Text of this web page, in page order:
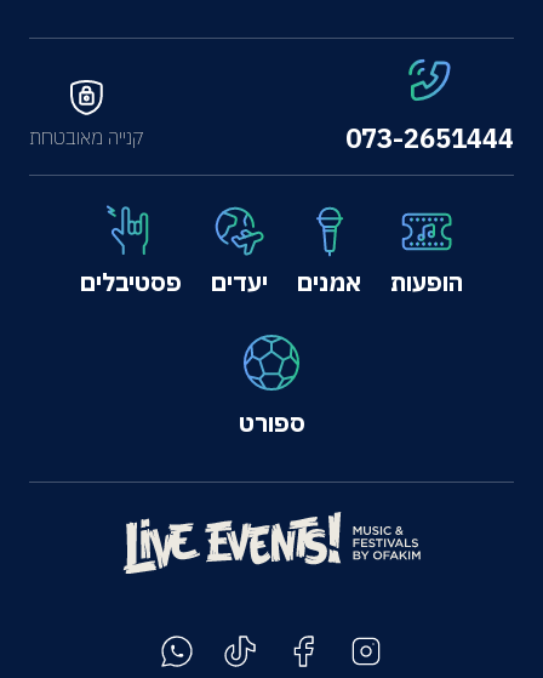
073-2651444
הופעות אמנים יעדים פסטיבלים
ספורט
קנייה מאובטחת